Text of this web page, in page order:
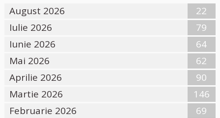
August 2026
22
Iulie 2026
79
Iunie 2026
64
Mai 2026
62
Aprilie 2026
90
Martie 2026
146
Februarie 2026
69